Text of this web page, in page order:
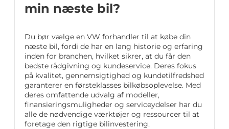
min næste bil?
Du bør vælge en VW forhandler til at købe din
næste bil, fordi de har en lang historie og erfaring
inden for branchen, hvilket sikrer, at du får den
bedste rådgivning og kundeservice. Deres fokus
på kvalitet, gennemsigtighed og kundetilfredshed
garanterer en førsteklasses bilkøbsoplevelse. Med
deres omfattende udvalg af modeller,
finansieringsmuligheder og serviceydelser har du
alle de nødvendige værktøjer og ressourcer til at
foretage den rigtige bilinvestering.